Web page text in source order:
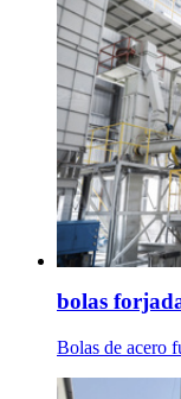
bolas
Bolas de acero